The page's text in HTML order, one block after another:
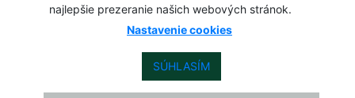
najlepšie prezeranie našich webových stránok.
Nastavenie cookies
SÚHLASÍM